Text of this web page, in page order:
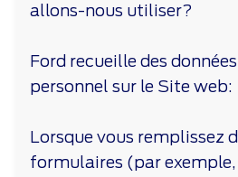
allons-nous utiliser?
Ford recueille des
personnel sur le Site web:
Lorsque vous remplissez
formulaires (par exemple,